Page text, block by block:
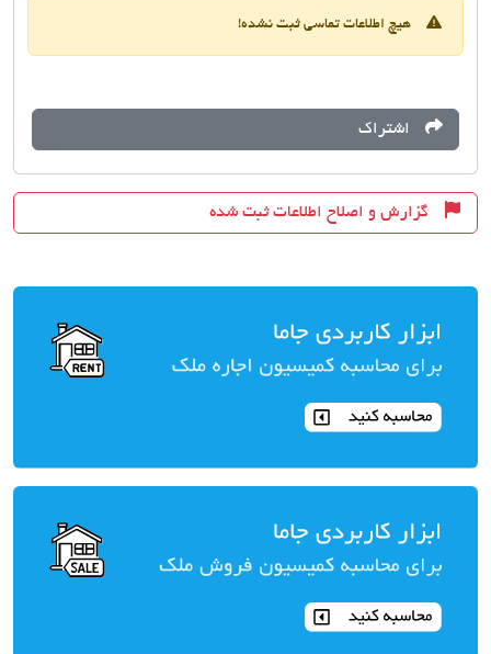
هیچ اطلاعات تماسی ثبت نشده!
اشتراک
گزارش و اصلاح اطلاعات ثبت شده